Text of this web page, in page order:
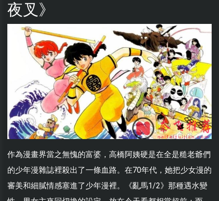
夜叉》
作為漫畫界當之無愧的富婆，高橋阿姨硬是在全是糙老爺們
的少年漫雜誌裡殺出了一條血路。在70年代，她把少女漫的
審美和細膩情感塞進了少年漫裡。《亂馬1/2》那種遇水變